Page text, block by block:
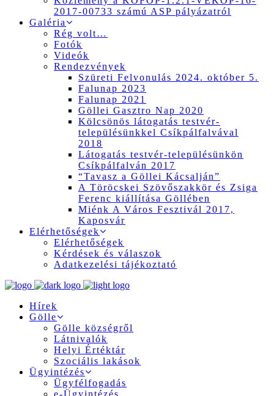
2017-00733 számú ASP pályázatról
Galéria
Rég volt…
Fotók
Videók
Rendezvények
Szüreti Felvonulás 2024. október 5.
Falunap 2023
Falunap 2021
Göllei Gasztro Nap 2020
Kölcsönös látogatás testvér-
településünkkel Csíkpálfalvával
2018
Látogatás testvér-településünkön
Csíkpálfalván 2017
“Tavasz a Göllei Kácsalján”
A Töröcskei Szövőszakkör és Zsiga
Ferenc kiállítása Göllében
Miénk A Város Fesztivál 2017,
Kaposvár
Elérhetőségek
Elérhetőségek
Kérdések és válaszok
Adatkezelési tájékoztató
Hírek
Gölle
Gölle községről
Látnivalók
Helyi Értéktár
Szociális lakások
Ügyintézés
Ügyfélfogadás
e-Ügyintézés